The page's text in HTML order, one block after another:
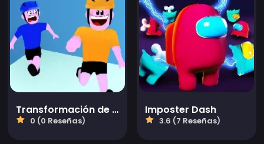
Transformación de Palo
0 (0 Reseñas)
Imposter Dash
3.6 (7 Reseñas)